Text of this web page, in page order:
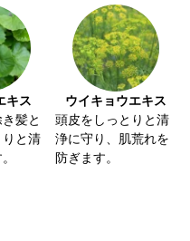
キス
髪と
と清
ウイキョウエキス
頭皮をしっとりと清
浄に守り、肌荒れを
防ぎます。